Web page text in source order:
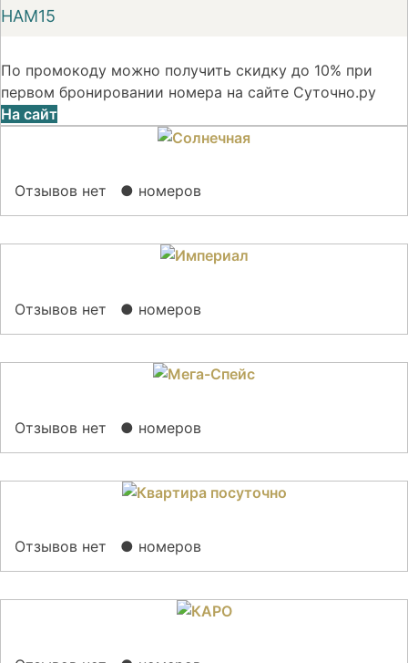
НАМ15
По промокоду можно получить скидку до 10% при
первом бронировании номера на сайте Суточно.ру
На сайт
Отзывов нет ● номеров
Отзывов нет ● номеров
Отзывов нет ● номеров
Отзывов нет ● номеров